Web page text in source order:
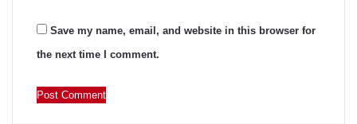
Save my name, email, and website in this browser for
the next time I comment.